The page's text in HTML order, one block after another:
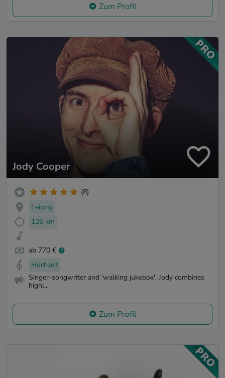
Zum Profil
Jody Cooper
(8)
Leipzig
126 km
ab 770 €
Hochzeit
Singer-songwriter and 'walking jukebox'. Jody combines
highl...
Zum Profil